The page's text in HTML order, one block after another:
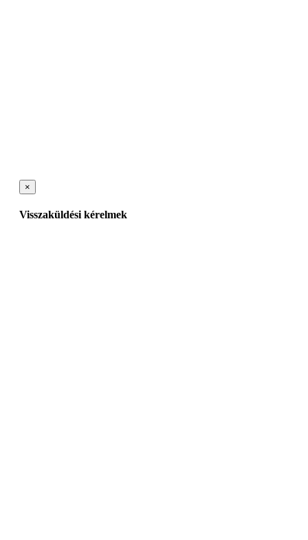
×
Visszaküldési kérelmek